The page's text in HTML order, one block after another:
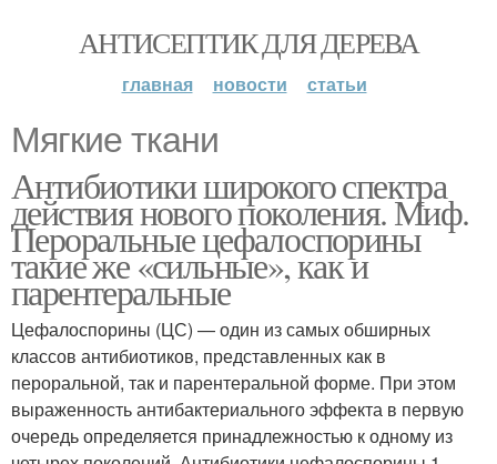
АНТИСЕПТИК ДЛЯ ДЕРЕВА
главная новости статьи
Мягкие ткани
Антибиотики широкого спектра
действия нового поколения. Миф.
Пероральные цефалоспорины
такие же «сильные», как и
парентеральные
Цефалоспорины (ЦС) — один из самых обширных
классов антибиотиков, представленных как в
пероральной, так и парентеральной форме. При этом
выраженность антибактериального эффекта в первую
очередь определяется принадлежностью к одному из